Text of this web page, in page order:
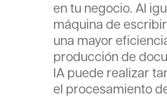
en tu negocio. Al
máquina de
una mayor
producción de
IA puede realizar
el procesamiento